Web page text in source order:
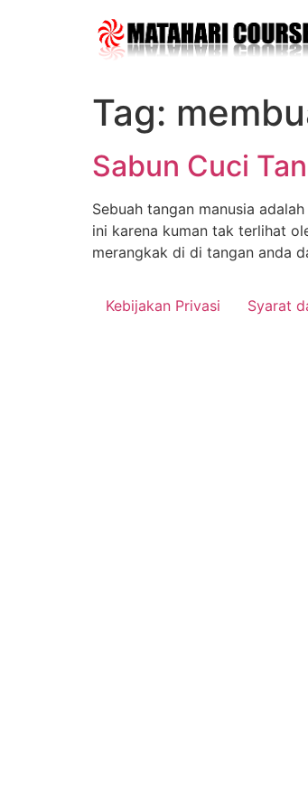
Tag:
Sabun Cuci
Sebuah tangan manusia
ini karena kuman tak terlihat
merangkak di di tangan anda
Kebijakan Privasi Syarat